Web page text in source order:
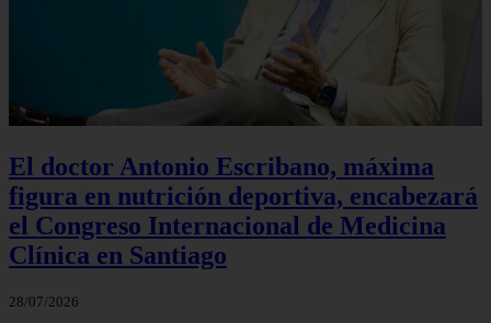
El doctor Antonio Escribano, máxima
figura en nutrición deportiva, encabezará
el Congreso Internacional de Medicina
Clínica en Santiago
28/07/2026